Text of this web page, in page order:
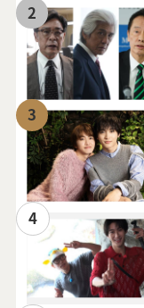
2
3
4